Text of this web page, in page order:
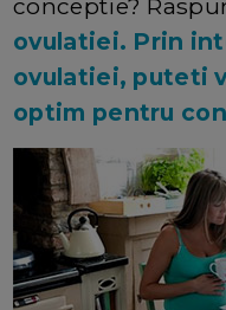
conceptie?
ovulatiei. Prin
ovulatiei, puteti
optim pentru